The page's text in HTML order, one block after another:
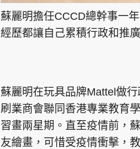
蘇麗明擔任CCCD總幹事一
經歷都讓自己累積行政和推
蘇麗明在玩具品牌Mattel做
刷業商會聯同香港專業教育
習畫兩星期。直至疫情前，
友繪畫，可惜受疫情衝擊，